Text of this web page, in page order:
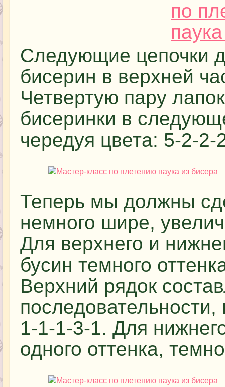
Следующие цепочки
бисерин в верхней
Четвертую пару
бисеринки в
чередуя цвета: 5-2-2-
Теперь мы должны
немного шире,
Для верхнего и
бусин темного
Верхний рядок
1-1-1-3-1. Для
одного оттенка,